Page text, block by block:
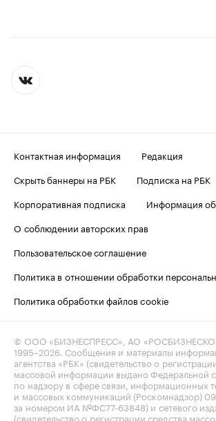
Контактная информация
Редакция
Скрыть баннеры на РБК
Подписка на РБК
Корпоративная подписка
Информация
О соблюдении авторских прав
Пользовательское соглашение
Политика в отношении обработки
Политика обработки файлов cookie
© ООО «БИЗНЕСПРЕСС», АО
1995–2026 . Сообщения и материалы
агентства «РБК» (свидетельство о
массовой информации выдано Федеральной
по надзору в сфере связи, информационных
и массовых коммуникаций (Роскомнадзор)
за номером ИА №ФС77-63848) и сетевого
(свидетельство о регистрации средства